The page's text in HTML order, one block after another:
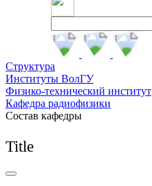
Структура
Институты ВолГУ
Физико-технический институт
Кафедра радиофизики
Состав кафедры
Title